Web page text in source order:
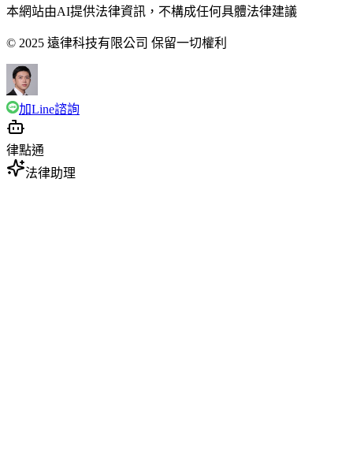
本網站由AI提供法律資訊，不構成任何具體法律建議
© 2025 遠律科技有限公司 保留一切權利
加Line諮詢
律點通
法律助理